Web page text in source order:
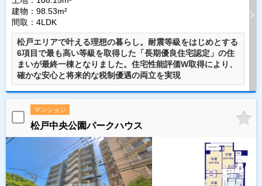
建物：98.53m²
間取：4LDK
松戸エリアで叶える理想の暮らし。耐震等級をはじめとする
6項目で最も高い等級を取得した「長期優良住宅認定」の住
まいが最終一棟となりました。住宅性能評価W取得により、
確かな安心と将来的な税制優遇の両立を実現
マンション
松戸中央公園パークハウス